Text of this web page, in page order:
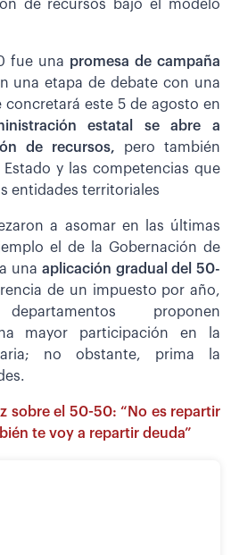
de recursos bajo el modelo
fue una promesa de campaña
una etapa de debate con una
concretará este 5 de agosto en
estatal se abre a
de recursos, pero también
y las competencias que
entidades territoriales
a asomar en las últimas
el de la Gobernación de
una aplicación gradual del 50-
de un impuesto por año,
proponen
mayor participación en la
no obstante, prima la
sobre el 50-50: “No es repartir
te voy a repartir deuda”